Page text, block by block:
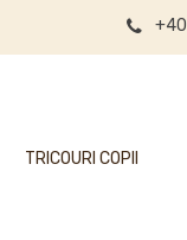
TRICOURI COPII